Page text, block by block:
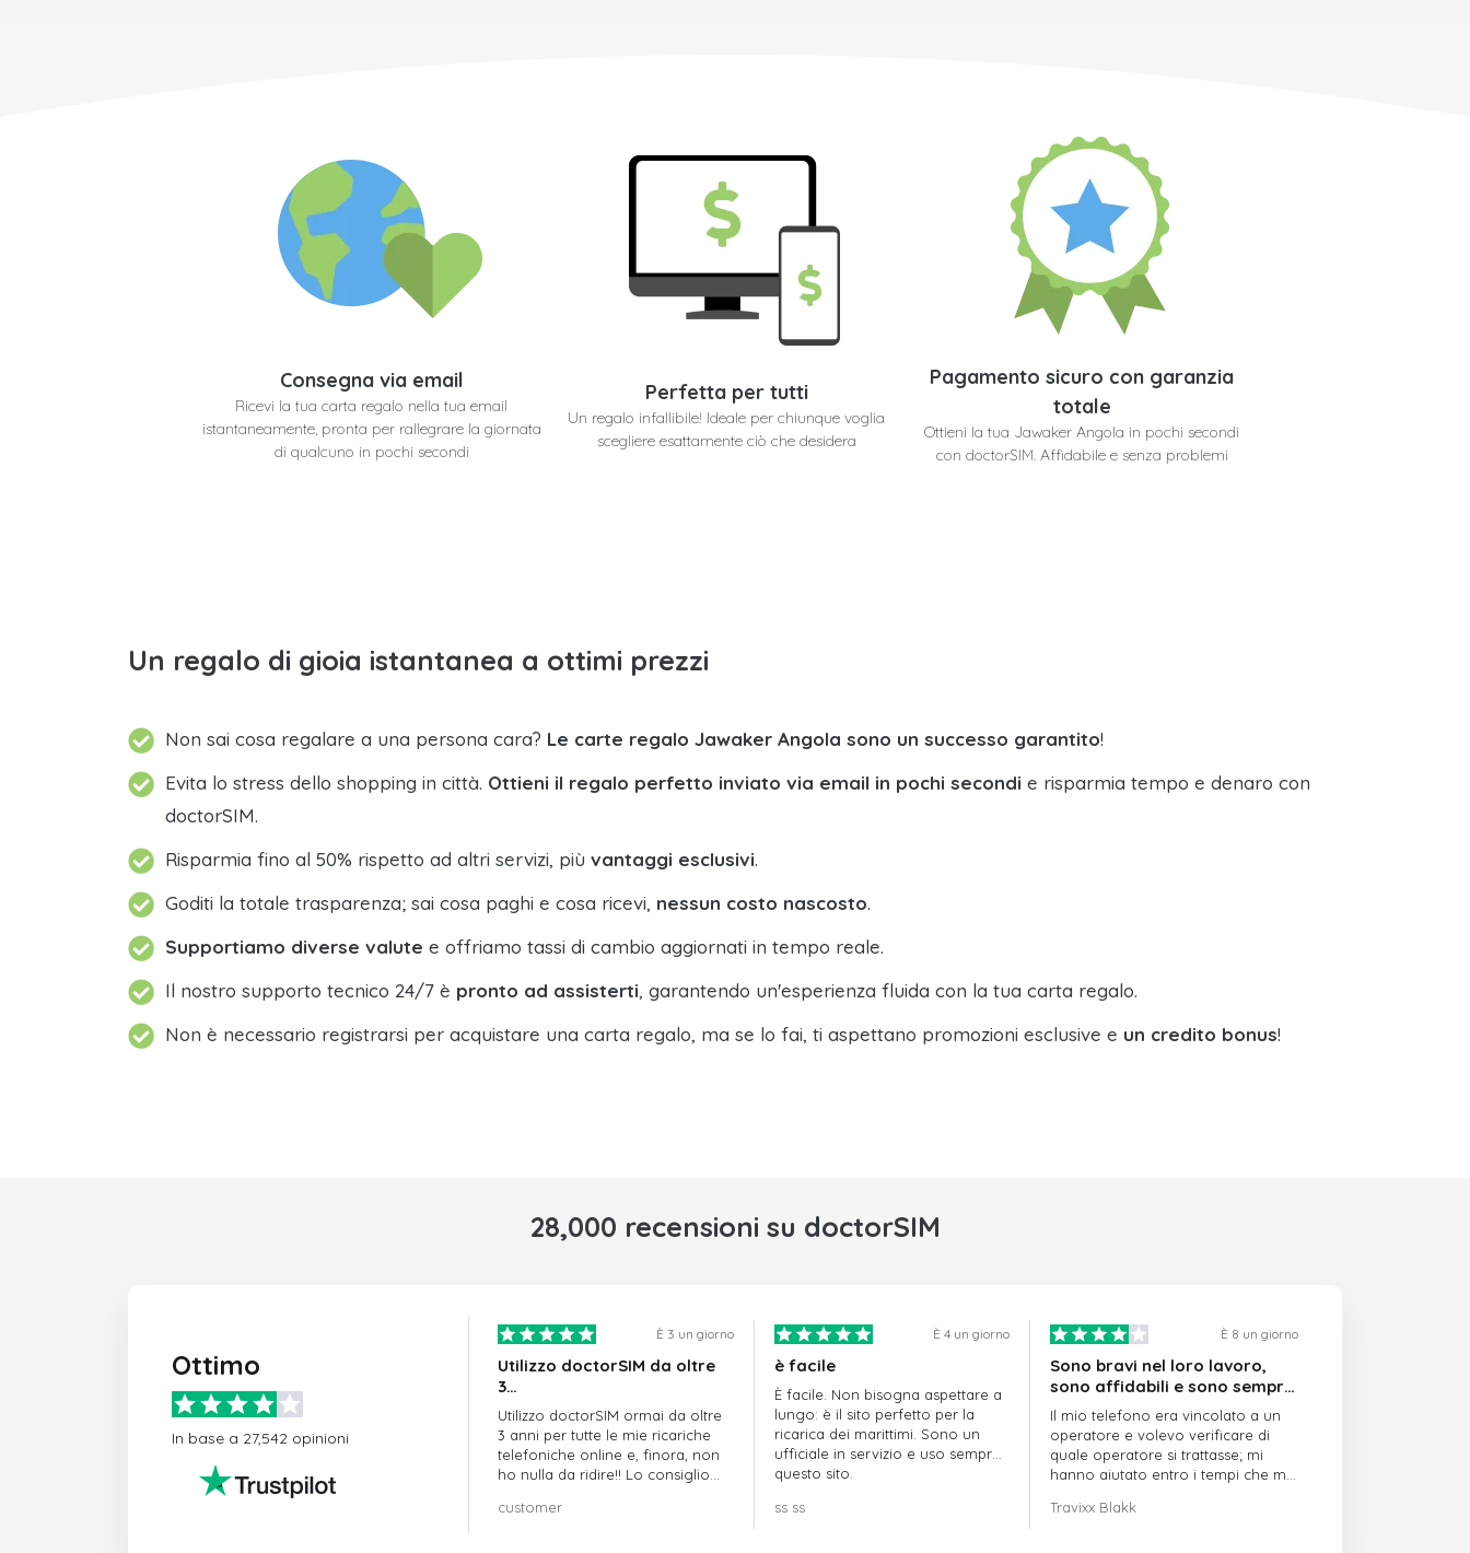
Consegna via email
Ricevi la tua carta regalo nella tua email
istantaneamente, pronta per rallegrare la giornata
di qualcuno in pochi secondi
Perfetta per tutti
Un regalo infallibile! Ideale per chiunque voglia
scegliere esattamente ciò che desidera
Pagamento sicuro con garanzia
totale
Ottieni la tua Jawaker Angola in pochi secondi
con doctorSIM. Affidabile e senza problemi
Un regalo di gioia istantanea a ottimi prezzi
Non sai cosa regalare a una persona cara? Le carte regalo Jawaker Angola sono un successo garantito!
Evita lo stress dello shopping in città. Ottieni il regalo perfetto inviato via email in pochi secondi e risparmia tempo e denaro con
doctorSIM.
Risparmia fino al 50% rispetto ad altri servizi, più vantaggi esclusivi.
Goditi la totale trasparenza; sai cosa paghi e cosa ricevi, nessun costo nascosto.
Supportiamo diverse valute e offriamo tassi di cambio aggiornati in tempo reale.
Il nostro supporto tecnico 24/7 è pronto ad assisterti, garantendo un'esperienza fluida con la tua carta regalo.
Non è necessario registrarsi per acquistare una carta regalo, ma se lo fai, ti aspettano promozioni esclusive e un credito bonus!
28,000 recensioni su doctorSIM
Ottimo
In base a 27,542 opinioni
È 3 un giorno
Utilizzo doctorSIM da oltre
3…
Utilizzo doctorSIM ormai da oltre
3 anni per tutte le mie ricariche
telefoniche online e, finora, non
ho nulla da ridire!! Lo consiglio
customer
È 4 un giorno
è facile
È facile. Non bisogna aspettare a
lungo: è il sito perfetto per la
ricarica dei marittimi. Sono un
ufficiale in servizio e uso sempre
questo sito.
ss ss
È 8 un giorno
Sono bravi nel loro lavoro,
sono affidabili e sono sempre
puntuali
Il mio telefono era vincolato a un
operatore e volevo verificare di
quale operatore si trattasse; mi
hanno aiutato entro i tempi che mi
Travixx Blakk